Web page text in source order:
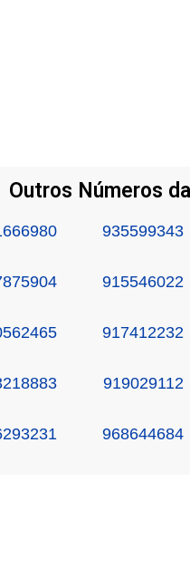
Outros Números
935599343
915546022
917412232
919029112
968644684